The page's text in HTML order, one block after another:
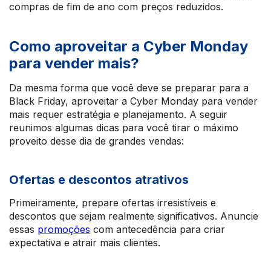
compras de fim de ano com preços reduzidos.
Como aproveitar a Cyber Monday
para vender mais?
Da mesma forma que você deve se preparar para a
Black Friday, aproveitar a Cyber Monday para vender
mais requer estratégia e planejamento. A seguir
reunimos algumas dicas para você tirar o máximo
proveito desse dia de grandes vendas:
Ofertas e descontos atrativos
Primeiramente, prepare ofertas irresistíveis e
descontos que sejam realmente significativos. Anuncie
essas promoções com antecedência para criar
expectativa e atrair mais clientes.